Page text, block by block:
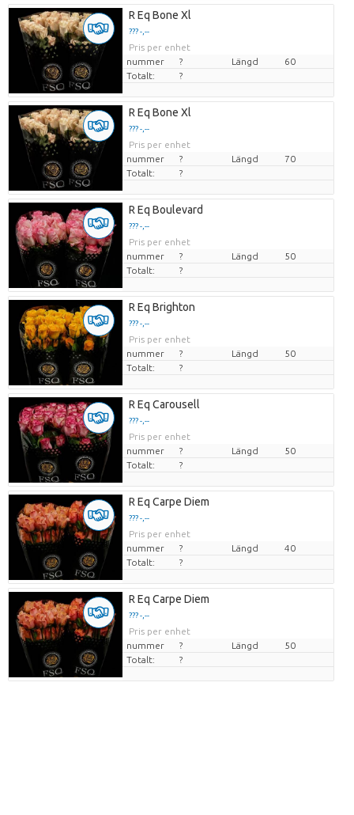
R Eq Bone Xl
??? -,--
Pris per enhet
nummer
? Längd
60
Totalt:
?
R Eq Bone Xl
??? -,--
Pris per enhet
nummer
? Längd
70
Totalt:
?
R Eq Boulevard
??? -,--
Pris per enhet
nummer
? Längd
50
Totalt:
?
R Eq Brighton
??? -,--
Pris per enhet
nummer
? Längd
50
Totalt:
?
R Eq Carousell
??? -,--
Pris per enhet
nummer
? Längd
50
Totalt:
?
R Eq Carpe Diem
??? -,--
Pris per enhet
nummer
? Längd
40
Totalt:
?
R Eq Carpe Diem
??? -,--
Pris per enhet
nummer
? Längd
50
Totalt:
?